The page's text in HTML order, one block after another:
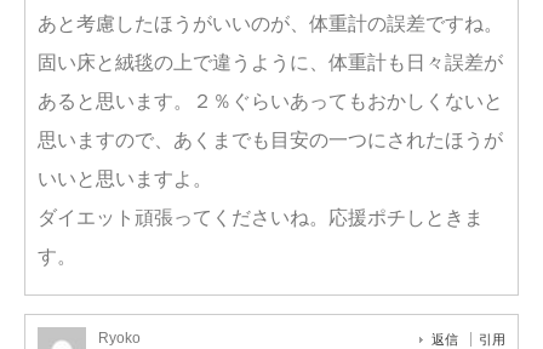
あと考慮したほうがいいのが、体重計の誤差ですね。
固い床と絨毯の上で違うように、体重計も日々誤差が
あると思います。２％ぐらいあってもおかしくないと
思いますので、あくまでも目安の一つにされたほうが
いいと思いますよ。
ダイエット頑張ってくださいね。応援ポチしときま
す。
Ryoko 返信 引用